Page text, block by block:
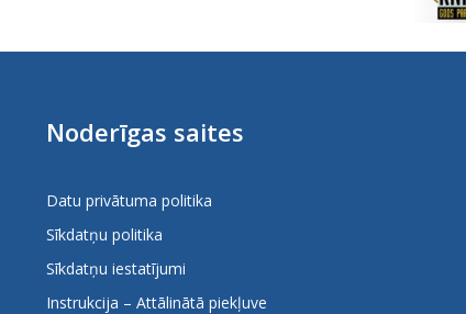
Noderīgas saites
Datu privātuma politika
Sīkdatņu politika
Sīkdatņu iestatījumi
Instrukcija – Attālinātā piekļuve